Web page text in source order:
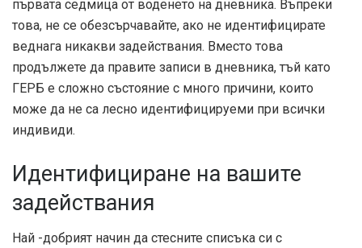
първата седмица от воденето на дневника. Въпреки
това, не се обезсърчавайте, ако не идентифицирате
веднага никакви задействания. Вместо това
продължете да правите записи в дневника, тъй като
ГЕРБ е сложно състояние с много причини, които
може да не са лесно идентифицируеми при всички
индивиди.
Идентифициране на вашите
задействания
Най -добрият начин да стесните списъка си с